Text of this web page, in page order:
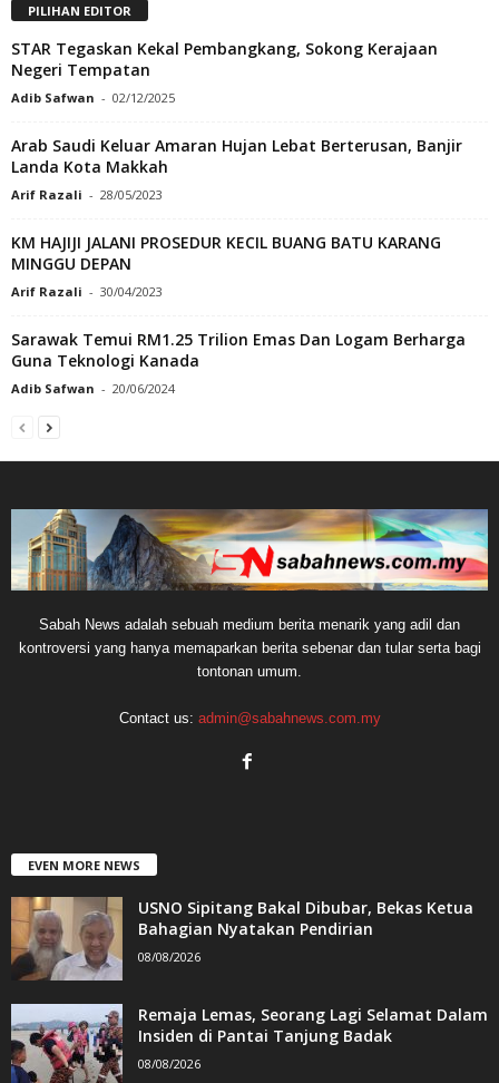
PILIHAN EDITOR
STAR Tegaskan Kekal Pembangkang, Sokong Kerajaan
Negeri Tempatan
Adib Safwan - 02/12/2025
Arab Saudi Keluar Amaran Hujan Lebat Berterusan, Banjir
Landa Kota Makkah
Arif Razali - 28/05/2023
KM HAJIJI JALANI PROSEDUR KECIL BUANG BATU KARANG
MINGGU DEPAN
Arif Razali - 30/04/2023
Sarawak Temui RM1.25 Trilion Emas Dan Logam Berharga
Guna Teknologi Kanada
Adib Safwan - 20/06/2024
Sabah News adalah sebuah medium berita menarik yang adil dan
kontroversi yang hanya memaparkan berita sebenar dan tular serta bagi
tontonan umum.
Contact us: admin@sabahnews.com.my
EVEN MORE NEWS
USNO Sipitang Bakal Dibubar, Bekas Ketua
Bahagian Nyatakan Pendirian
08/08/2026
Remaja Lemas, Seorang Lagi Selamat Dalam
Insiden di Pantai Tanjung Badak
08/08/2026